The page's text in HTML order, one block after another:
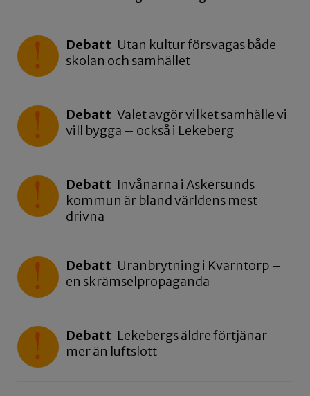
Debatt Utan kultur försvagas både
skolan och samhället
Debatt Valet avgör vilket samhälle vi
vill bygga – också i Lekeberg
Debatt Invånarna i Askersunds
kommun är bland världens mest
drivna
Debatt Uranbrytning i Kvarntorp –
en skrämselpropaganda
Debatt Lekebergs äldre förtjänar
mer än luftslott